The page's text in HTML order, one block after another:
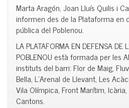
Marta Aragón, Joan Lluís Quilis i
informen des de la Plataforma en
pública del Poblenou.
LA PLATAFORMA EN DEFENSA DE
POBLENOU està formada per les
instituts del barri: Flor de Maig,
Bella, L’Arenal de Llevant, Les
Vila Olímpica, Front Marítim,
Cantons.